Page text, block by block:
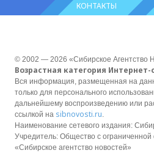
КОНТАКТЫ
© 2002 — 2026 «Сибирское Агентство
Возрастная категория Интернет-
Вся информация, размещенная на
только для персонального
дальнейшему воспроизведению или
ссылкой на sibnovosti.ru.
Наименование сетевого издания:
Учредитель: Общество с ограниченной
«Сибирское агентство новостей»